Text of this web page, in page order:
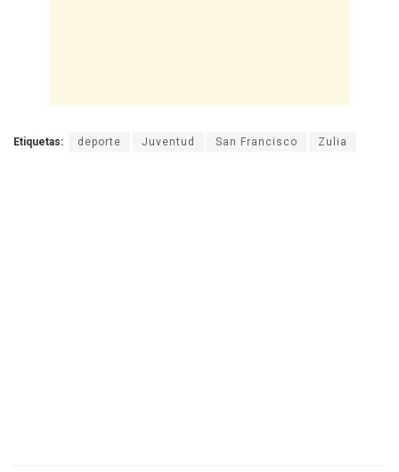
Etiquetas: deporte Juventud San Francisco Zulia